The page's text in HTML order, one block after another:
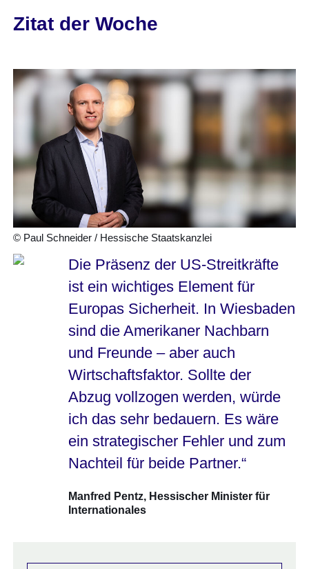
Zitat der Woche
© Paul Schneider / Hessische Staatskanzlei
Die Präsenz der US-Streitkräfte
ist ein wichtiges Element für
Europas Sicherheit. In Wiesbaden
sind die Amerikaner Nachbarn
und Freunde – aber auch
Wirtschaftsfaktor. Sollte der
Abzug vollzogen werden, würde
ich das sehr bedauern. Es wäre
ein strategischer Fehler und zum
Nachteil für beide Partner.“
Manfred Pentz, Hessischer Minister für
Internationales